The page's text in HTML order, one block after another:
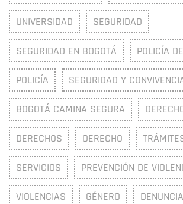
UNIVERSIDAD SEGURIDAD
SEGURIDAD EN BOGOTÁ POLICÍA
POLICÍA SEGURIDAD Y
BOGOTÁ CAMINA SEGURA
DERECHOS DERECHO
SERVICIOS PREVENCIÓN DE
VIOLENCIAS GÉNERO